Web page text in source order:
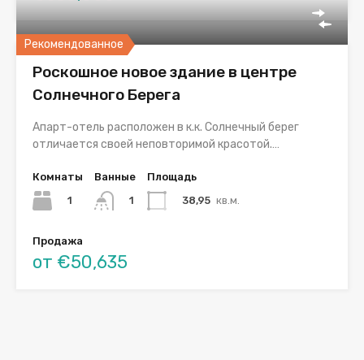
Рекомендованное
Роскошное новое здание в центре
Солнечного Берега
Апарт-отель расположен в к.к. Солнечный берег
отличается своей неповторимой красотой.…
Комнаты
1
Ванные
1
Площадь
38,95 кв.м.
Продажа
от €50,635